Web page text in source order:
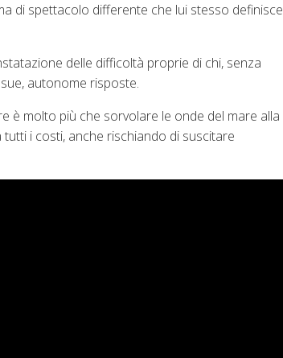
di spettacolo differente che lui stesso definisce
delle difficoltà proprie di chi, senza
autonome risposte.
è molto più che sorvolare le onde del mare alla
i costi, anche rischiando di suscitare